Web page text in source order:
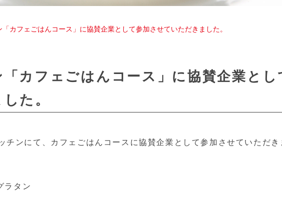
カフェごはんコース」に協賛企業として参加させていただきました。
カフェごはんコース」に協賛企業とし
た。
ンにて、カフェごはんコースに協賛企業として参加させていただき
ラタン